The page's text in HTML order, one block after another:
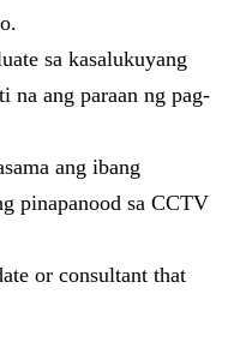
sa kasalukuyang
na ang paraan ng pag-
ang ibang
pinapanood sa CCTV
or consultant that